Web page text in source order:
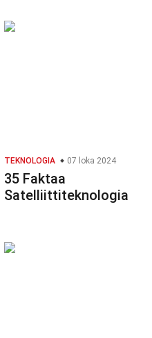
TEKNOLOGIA 07 loka 2024
35 Faktaa
Satelliittiteknologia